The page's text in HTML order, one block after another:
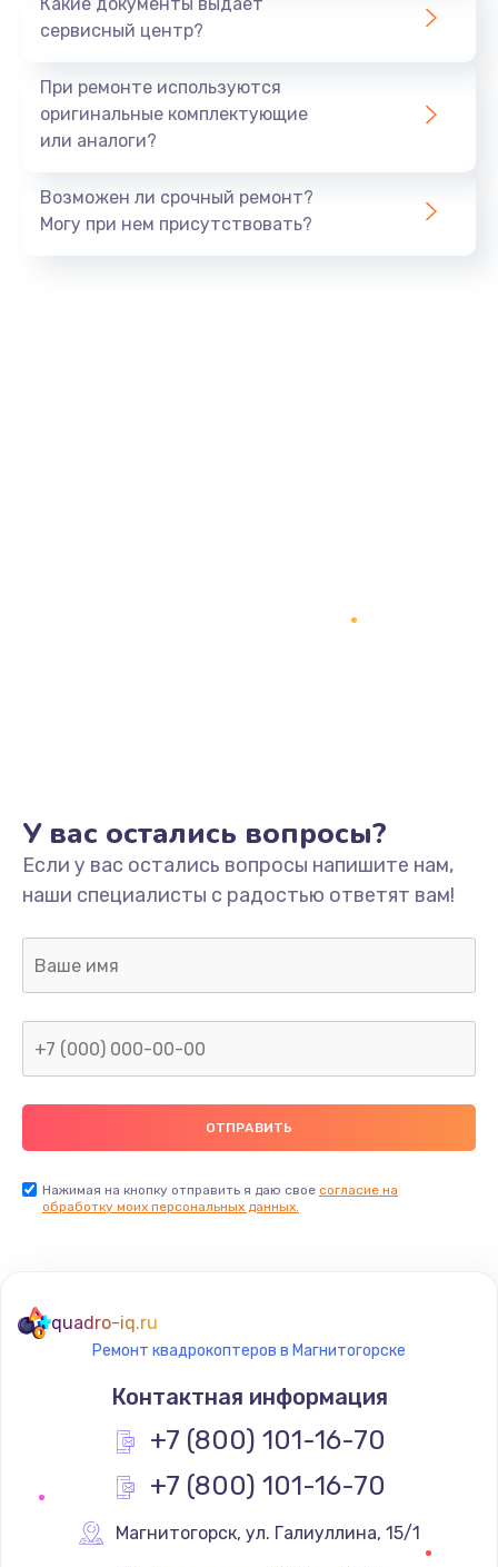
сервисный центр?
При ремонте используются
оригинальные комплектующие
или аналоги?
Возможен ли срочный ремонт?
Могу при нем присутствовать?
У вас остались вопросы?
Если у вас остались вопросы напишите нам,
наши специалисты с радостью ответят вам!
Нажимая на кнопку отправить я даю свое согласие на
обработку моих персональных данных.
quadro-iq.ru
Ремонт квадрокоптеров в Магнитогорске
Контактная информация
+7 (800) 101-16-70
+7 (800) 101-16-70
Магнитогорск, ул. Галиуллина, 15/1